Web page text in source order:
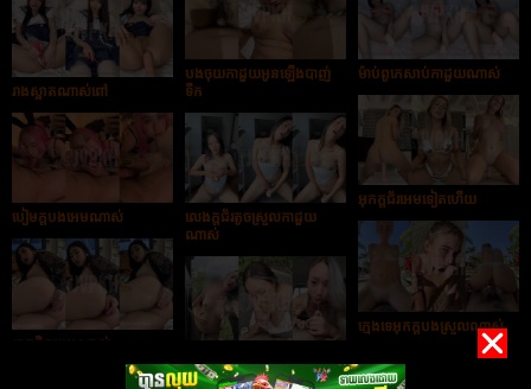
រាងស្អាតណាស់ពៅ
បងចុយកាដួយអូនឡើងបាញ់
ទឹក
ម៉ាប់ពូកេសាប់កាដួយណាស់
បៀមក្ដបងអេមណាស់
លេងក្ដជ័រតូចស្រួលកាដួយ
ណាស់
អុកក្ដជ័រអេមទៀតហើយ
ញុកក្ដិតអេមណាស់
ក្ដបងតូចចុយអូនស្រួលណាស់
ក្មេងទេអុកក្ដបងស្រួលណាស់